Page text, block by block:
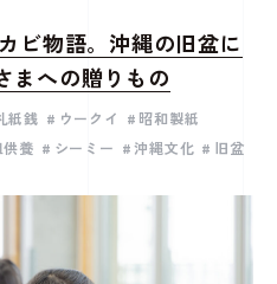
ビ物語。沖縄の旧盆に
まへの贈りもの
紙銭 ウークイ
昭和製紙
供養 シーミー 沖縄文化 旧盆